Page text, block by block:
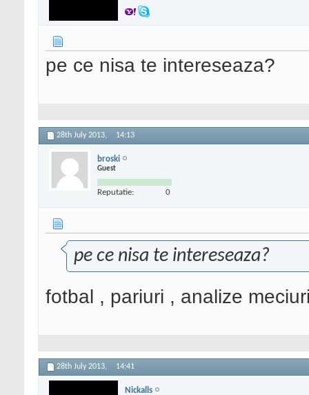
pe ce nisa te intereseaza?
28th July 2013, 14:13
broski
Guest
Reputatie: 0
pe ce nisa te intereseaza?
fotbal , pariuri , analize
28th July 2013, 14:41
Nickalls